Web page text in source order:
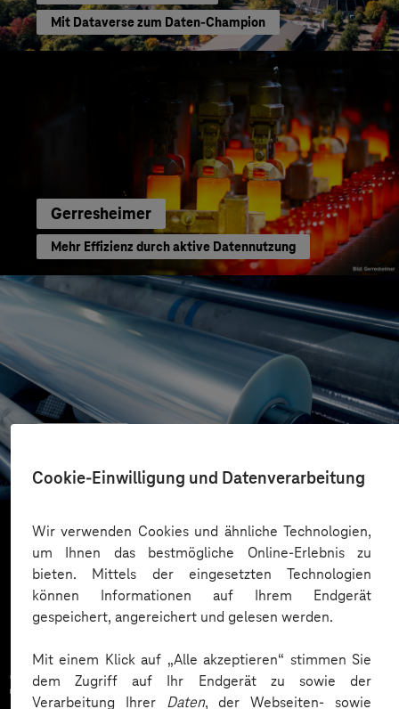
Cookie-Einwilligung und Datenverarbeitung
Wir verwenden Cookies und ähnliche Technologien,
um Ihnen das bestmögliche Online-Erlebnis zu
bieten. Mittels der eingesetzten Technologien
können Informationen auf Ihrem Endgerät
gespeichert, angereichert und gelesen werden.
Mit einem Klick auf „Alle akzeptieren“ stimmen Sie
dem Zugriff auf Ihr Endgerät zu sowie der
Verarbeitung Ihrer Daten, der Webseiten- sowie
Mit Dataverse zum Daten-Champion
Gerresheimer
Mehr Effizienz durch aktive Datennutzung
Von der Datenstrategie zur Datenplattform
Mehr laden
Zahlreiche Unternehmen